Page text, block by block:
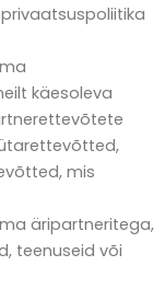
käesoleva
mis
äripartneritega,
teenuseid või